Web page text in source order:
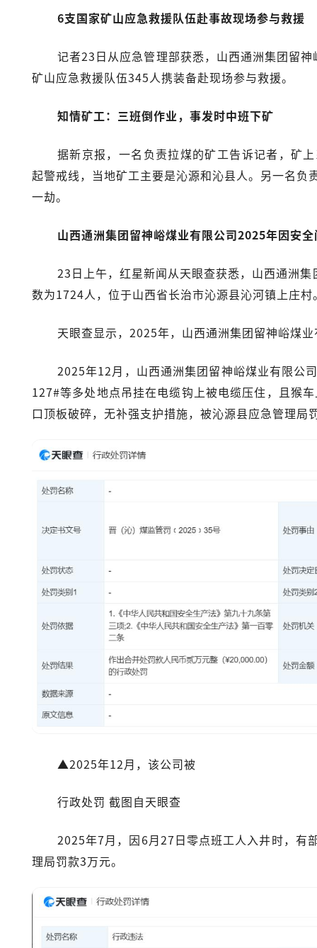
6支国家矿山应急救援队伍赴事故现场参与救援
记者23日从应急管理部获悉，山西通洲集团留
矿山应急救援队伍345人携装备赴现场参与救援。
知情矿工：三班倒作业，事发时中班下矿
据新京报，一名负责拉煤的矿工告诉记者，矿
起警戒线，当地矿工主要是沁源和沁县人。另一名
一劫。
山西通洲集团留神峪煤业有限公司2025年因安
23日上午，红星新闻从天眼查获悉，山西通洲
数为1724人，位于山西省长治市沁源县沁河镇上庄村
天眼查显示，2025年，山西通洲集团留神峪煤
2025年12月，山西通洲集团留神峪煤业有限公
127#等多处地点吊挂在电缆钩上被电缆压住，且猴
口顶板破碎，无补强支护措施，被沁源县应急管理局
▲2025年12月，该公司被
行政处罚 截图自天眼查
2025年7月，因6月27日零点班工人入井时，有
理局罚款3万元。